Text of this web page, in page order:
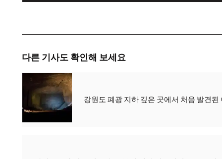
다른 기사도 확인해 보세요
강원도 폐광 지하 깊은 곳에서 처음 발견